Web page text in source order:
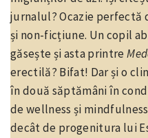
jurnalul? Ocazie perfectă
și non-ficțiune. Un copil
găsește și asta printre
erectilă? Bifat! Dar și o
în două săptămâni în
de wellness și
decât de progenitura lui